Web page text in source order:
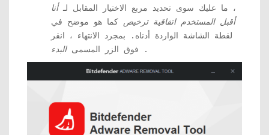
، ما عليك سوى تحديد مربع الاختيار المقابل لـأنا
أقبل المستخدم اتفاقية ترخيص كما هو موضح في
لقطة الشاشة الواردة أدناه. بمجرد الانتهاء ، انقر
فوق الزر المسمىالبدء .